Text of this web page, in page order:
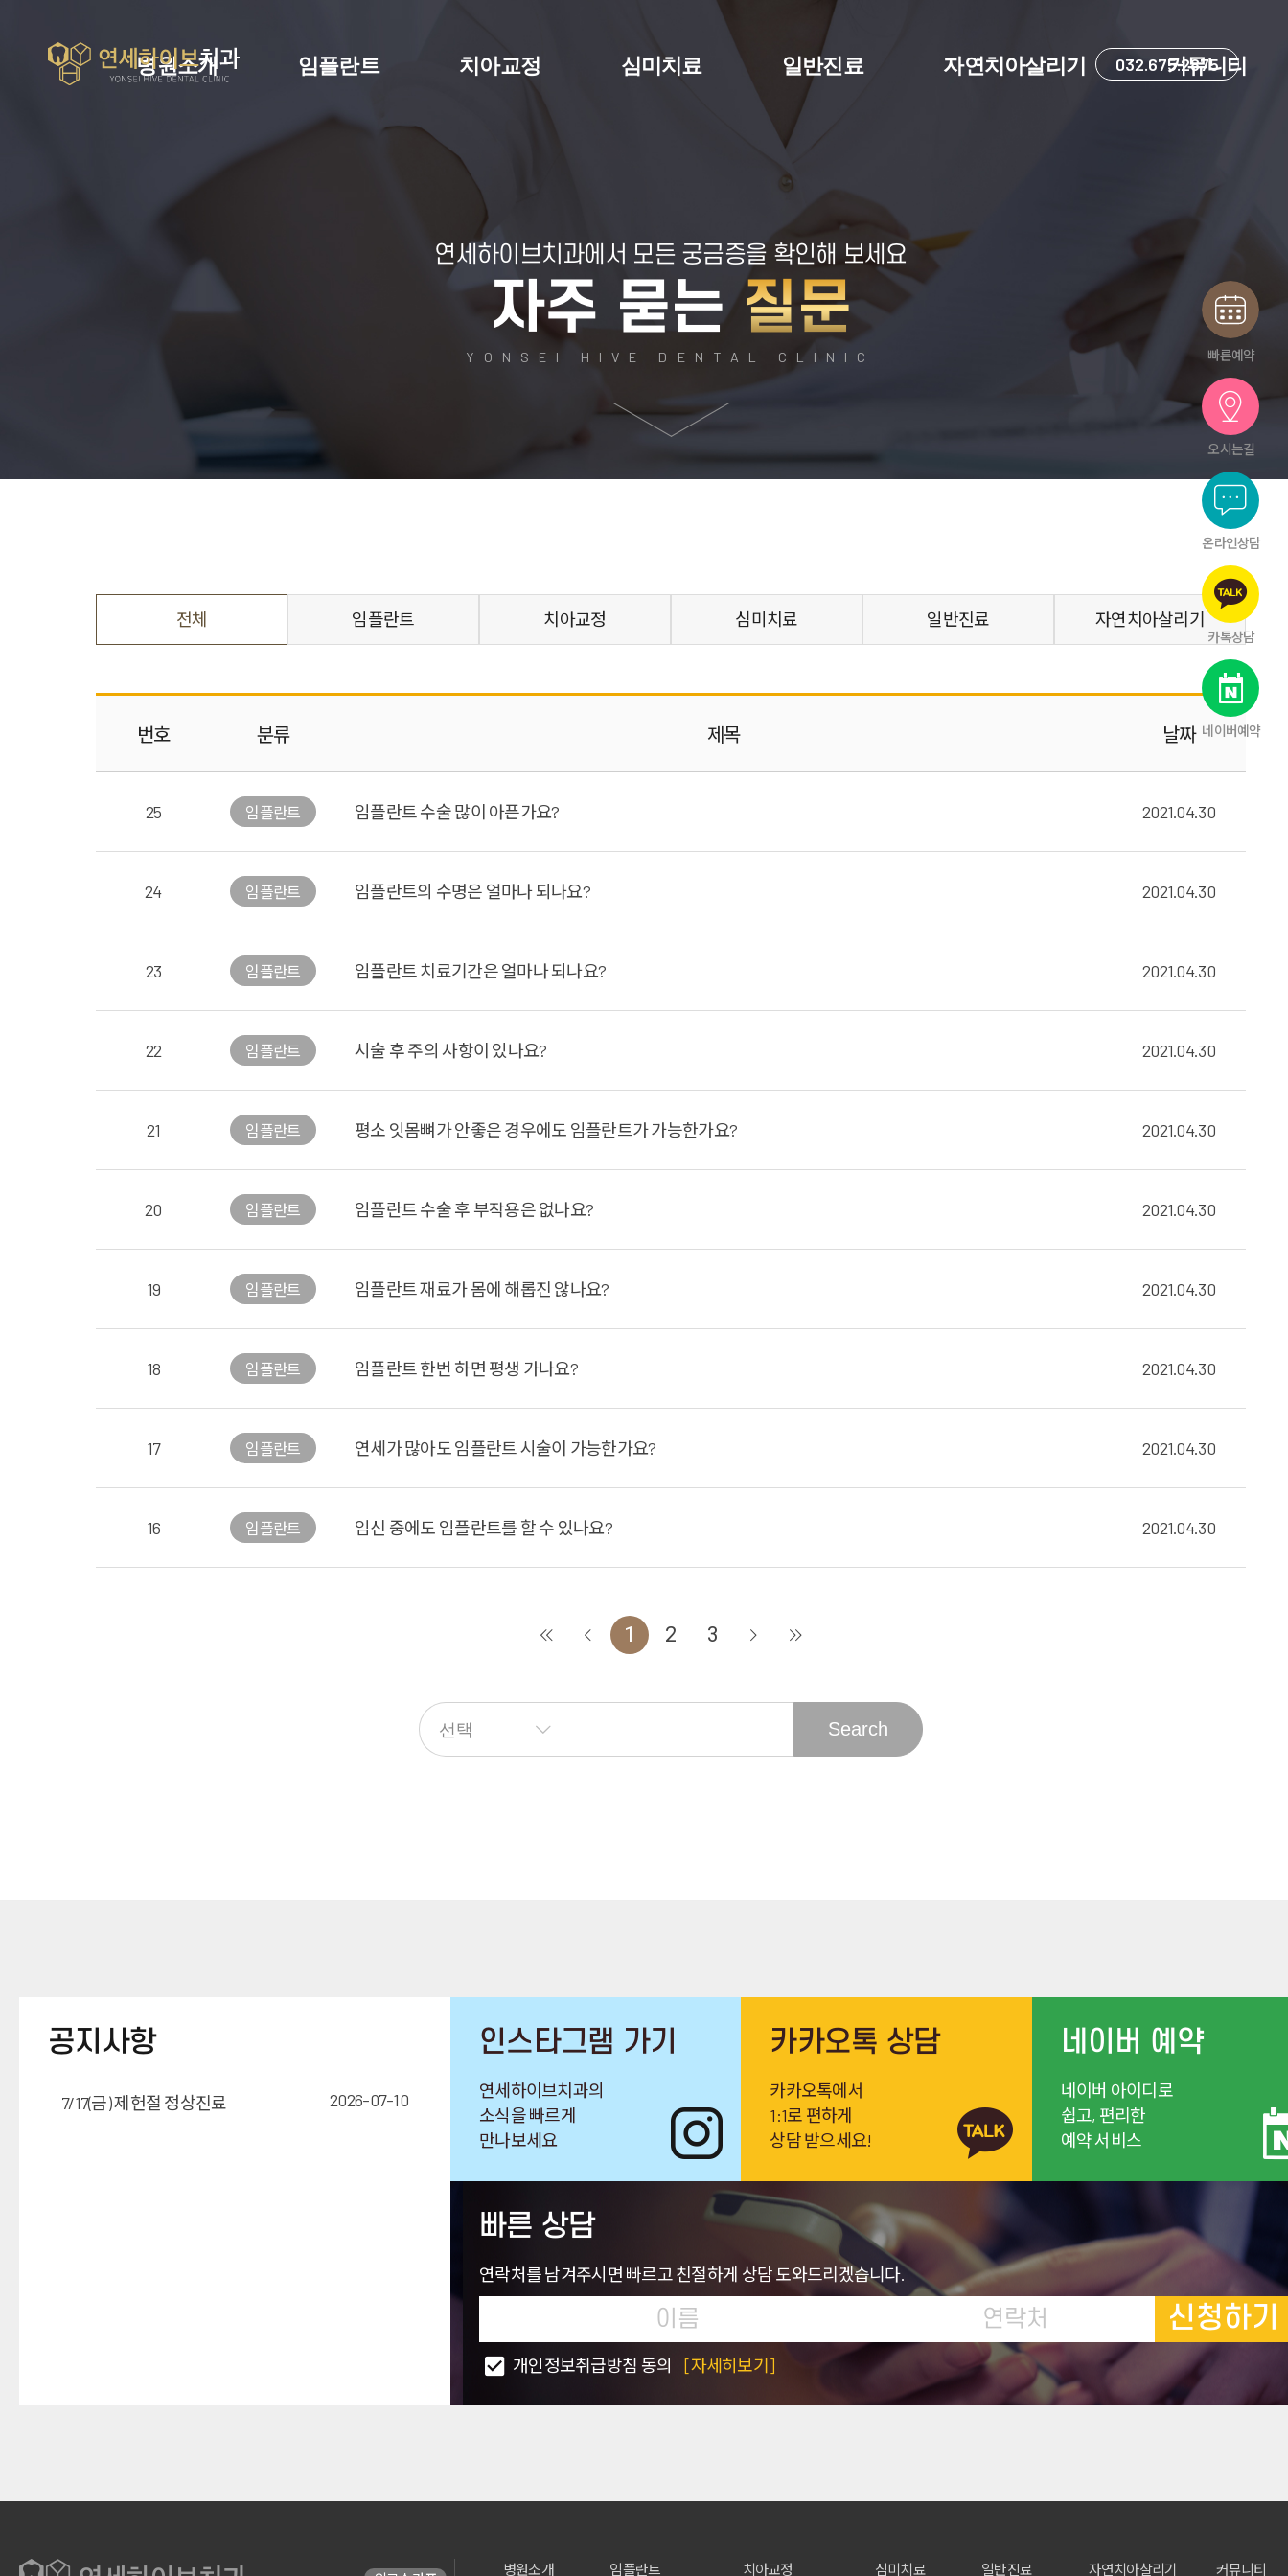
병원소개 임플란트 치아교정 심미치료 일반진료 자연치아살리기 커뮤니티
032.675.2875
연세하이브치과에서 모든 궁금증을 확인해 보세요
자주 묻는질문
YONSEI HIVE DENTAL CLINIC
전체 임플란트 치아교정 심미치료 일반진료 자연치아살리기
번호 분류 제목 날짜
25 임플란트 임플란트 수술 많이 아픈가요? 2021.04.30
24 임플란트 임플란트의 수명은 얼마나 되나요? 2021.04.30
23 임플란트 임플란트 치료기간은 얼마나 되나요? 2021.04.30
22 임플란트 시술 후 주의 사항이 있나요? 2021.04.30
21 임플란트 평소 잇몸뼈가 안좋은 경우에도 임플란트가 가능한가요? 2021.04.30
20 임플란트 임플란트 수술 후 부작용은 없나요? 2021.04.30
19 임플란트 임플란트 재료가 몸에 해롭진 않나요? 2021.04.30
18 임플란트 임플란트 한번 하면 평생 가나요? 2021.04.30
17 임플란트 연세가 많아도 임플란트 시술이 가능한가요? 2021.04.30
16 임플란트 임신 중에도 임플란트를 할 수 있나요? 2021.04.30
1 2 3
공지사항
7/17(금) 제헌절 정상진료 2026-07-10
인스타그램 가기
연세하이브치과의
소식을 빠르게
만나보세요
카카오톡 상담
카카오톡에서
1:1로 편하게
상담 받으세요!
네이버 예약
네이버 아이디로
쉽고, 편리한
예약 서비스
빠른 상담
연락처를 남겨주시면 빠르고 친절하게 상담 도와드리겠습니다.
신청하기
개인정보취급방침 동의 [자세히보기]
병원소개 임플란트 치아교정 심미치료 일반진료 자연치아살리기 커뮤니티
빠른예약
오시는길
온라인상담
카톡상담
네이버예약